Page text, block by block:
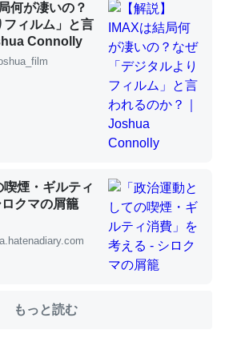
昆虫学の大問題＝「昆虫はなぜ海にいな
置いて４年。でたまに覗いてる。ぼ
と画策中。あと、Googleマップで
て分かる。
った遠方の父67歳と僕。ITツール導入で
的に変化した｜tayorini by LIFULL介護
何が凄いの？
ィルム」と言
Connolly
喫煙・ギルティ
クマの屑籠
もっと読む